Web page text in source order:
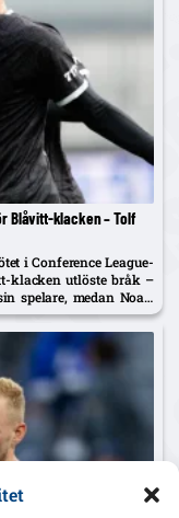
Blåvitt-klacken – Tolf
i Conference League-
klacken utlöste bråk –
spelare, medan Noah